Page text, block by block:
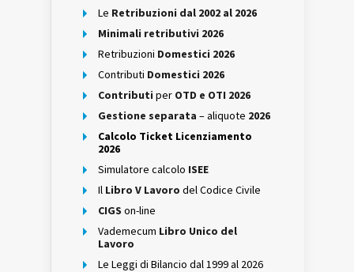
Le Retribuzioni dal 2002 al 2026
Minimali retributivi 2026
Retribuzioni Domestici 2026
Contributi Domestici 2026
Contributi per OTD e OTI 2026
Gestione separata – aliquote 2026
Calcolo Ticket Licenziamento
2026
Simulatore calcolo ISEE
Il Libro V Lavoro del Codice Civile
CIGS on-line
Vademecum Libro Unico del
Lavoro
Le Leggi di Bilancio dal 1999 al 2026